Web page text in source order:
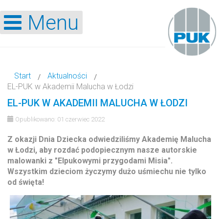
Menu
Start
Aktualności
EL-PUK w Akademii Malucha w Łodzi
EL-PUK W AKADEMII MALUCHA W ŁODZI
Opublikowano: 01 czerwiec 2022
Z okazji Dnia Dziecka odwiedziliśmy Akademię Malucha
w Łodzi, aby rozdać podopiecznym nasze autorskie
malowanki z "Elpukowymi przygodami Misia".
Wszystkim dzieciom życzymy dużo uśmiechu nie tylko
od święta!